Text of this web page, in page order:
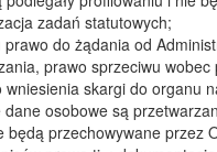
zadań statutowych;
prawo do żądania od
prawo sprzeciwu
wniesienia skargi do organu
osobowe są
będą przechowywane przez